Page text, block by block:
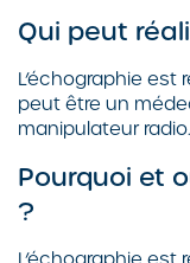
Qui peut
L’échographie
peut être un
manipulateur radio.
Pourquoi et
?